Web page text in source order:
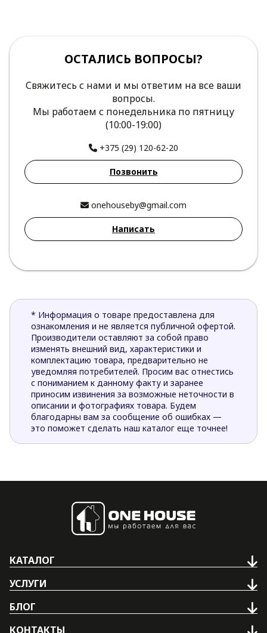
ОСТАЛИСЬ ВОПРОСЫ?
Свяжитесь с нами и мы ответим на все ваши
вопросы.
Мы работаем с понедельника по пятницу
(10:00-19:00)
+375 (29) 120-62-20
Позвонить
onehouseby@gmail.com
Написать
* Информация о товаре предоставлена для
ознакомления и не является публичной офертой.
Производители оставляют за собой право
изменять внешний вид, характеристики и
комплектацию товара, предварительно не
уведомляя потребителей. Просим вас отнестись
с пониманием к данному факту и заранее
приносим извинения за возможные неточности в
описании и фотографиях товара. Будем
благодарны вам за сообщение об ошибках —
это поможет сделать наш каталог еще точнее!
КАТАЛОГ
УСЛУГИ
БЛОГ
КОНТАКТЫ